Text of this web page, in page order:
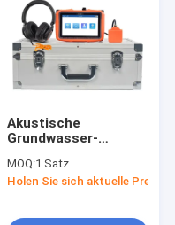
Akustische
Grundwasser-
Detektor-Ausrüstung
PQWT L30
MOQ:1 Satz
Holen Sie sich aktuelle Preis